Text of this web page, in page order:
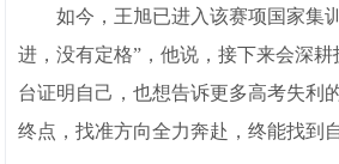
如今，王旭已进入该赛项国家集
进，没有定格”，他说，接下来会深
台证明自己，也想告诉更多高考失利
终点，找准方向全力奔赴，终能找到